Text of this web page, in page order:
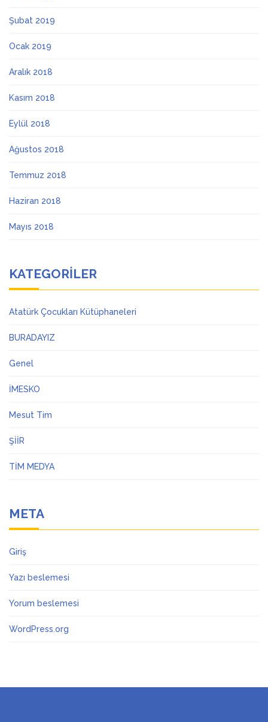
Şubat 2019
Ocak 2019
Aralık 2018
Kasım 2018
Eylül 2018
Ağustos 2018
Temmuz 2018
Haziran 2018
Mayıs 2018
KATEGORILER
Atatürk Çocukları Kütüphaneleri
BURADAYIZ
Genel
İMESKO
Mesut Tim
ŞİİR
TİM MEDYA
META
Giriş
Yazı beslemesi
Yorum beslemesi
WordPress.org